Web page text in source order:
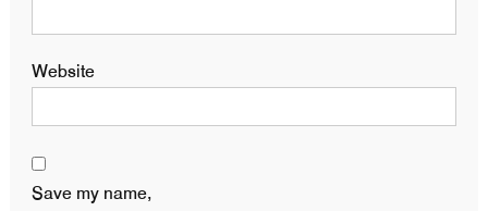
Website
Save my name,